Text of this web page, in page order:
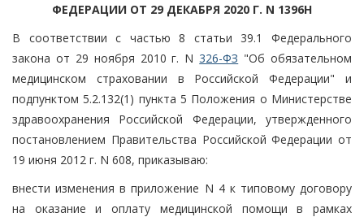
ФЕДЕРАЦИИ ОТ 29 ДЕКАБРЯ 2020 Г. N 1396Н
В соответствии с частью 8 статьи 39.1 Федерального
закона от 29 ноября 2010 г. N326-ФЗ "Об обязательном
медицинском страховании в Российской Федерации" и
подпунктом 5.2.132(1) пункта 5 Положения о Министерстве
здравоохранения Российской Федерации, утвержденного
постановлением Правительства Российской Федерации от
19 июня 2012 г. N 608, приказываю:
внести изменения в приложение N 4 к типовому договору
на оказание и оплату медицинской помощи в рамках